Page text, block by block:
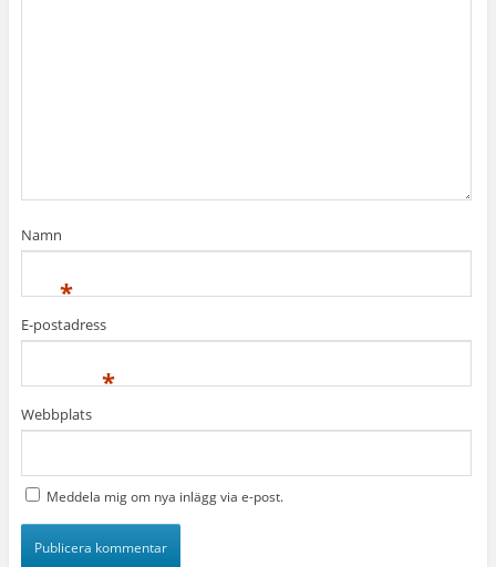
Namn
*
E-postadress
*
Webbplats
Meddela mig om nya inlägg via e-post.